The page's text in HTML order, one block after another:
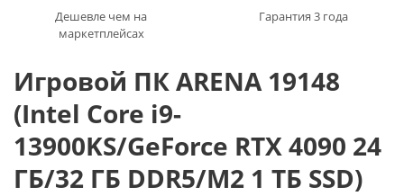
Дешевле чем на
маркетплейсах
Гарантия 3 года
Игровой ПК ARENA 19148
(Intel Core i9-
13900KS/GeForce RTX 4090 24
ГБ/32 ГБ DDR5/M2 1 ТБ SSD)